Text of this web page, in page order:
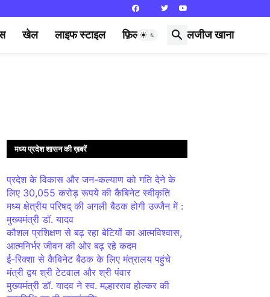
खेल लाइफ स्टाइल फ़िल्मी दुनिया लजीज खाना
मध्य प्रदेश शासन की ख़बरें
प्रदेश के विकास और जन-कल्याण को गति देने के
लिए 30,055 करोड़ रूपये की कैबिनेट स्वीकृति
मध्य क्षेत्रीय परिषद् की अगली बैठक होगी उज्जैन में :
मुख्यमंत्री डॉ. यादव
कौशल प्रशिक्षण से बढ़ रहा बेटियों का आत्मविश्वास,
आत्मनिर्भर जीवन की ओर बढ़ रहे कदम
ई-रिक्शा से कैबिनेट बैठक के लिए मंत्रालय पहुंचे
मंत्री द्वय श्री टेटवाल और श्री पंवार
मुख्यमंत्री डॉ. यादव ने स्व. मल्हारराव होल्कर की